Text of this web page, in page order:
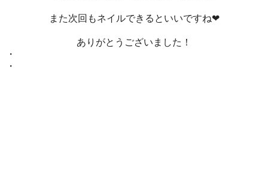
また次回もネイルできるといいですね❤
ありがとうございました！
・
・